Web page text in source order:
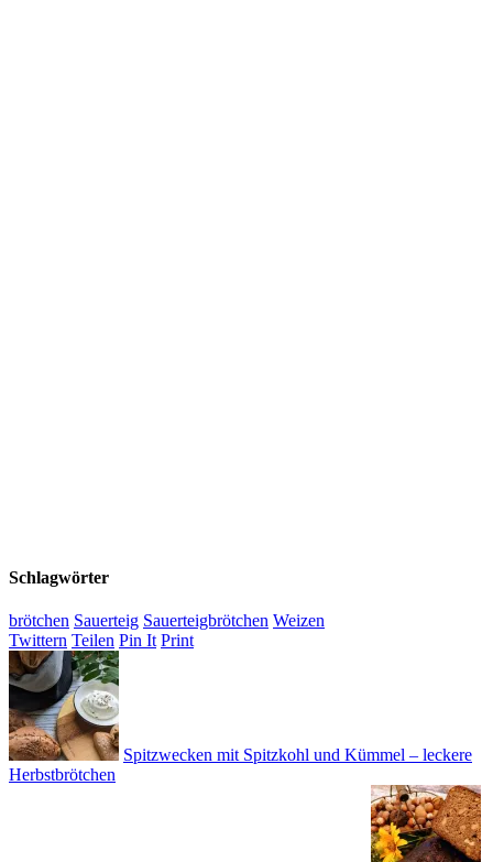
Schlagwörter
brötchen Sauerteig Sauerteigbrötchen Weizen
Twittern Teilen Pin It Print
Spitzwecken mit Spitzkohl und Kümmel – leckere
Herbstbrötchen